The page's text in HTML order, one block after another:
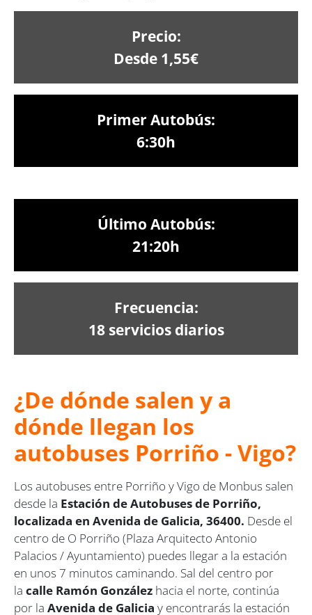
Precio:
Desde 1,55€
Primer Autobús:
6:30h
Último Autobús:
21:20h
Frecuencia:
18 servicios diarios
¿De dónde salen y a
dónde llegan los
autobuses Porriño - Vigo?
Los autobuses entre Porriño y Vigo de Monbus salen
desde la Estación de Autobuses de Porriño,
localizada en Avenida de Galicia, 36400. Desde el
centro de O Porriño (Plaza Arquitecto Antonio
Palacios / Ayuntamiento) puedes llegar a la estación
en unos 7 minutos caminando. Sal del centro por
la calle Ramón González hacia el norte, continúa
por la Avenida de Galicia y encontrarás la estación